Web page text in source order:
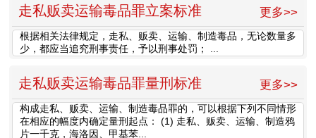
更多>>
走私贩卖运输毒品罪立案标准
根据相关法律规定，走私、贩卖、运输、制造毒品，无论数量多
少，都应当追究刑事责任，予以刑事处罚； ...
更多>>
走私贩卖运输毒品罪量刑标准
构成走私、贩卖、运输、制造毒品罪的，可以根据下列不同情形
在相应的幅度内确定量刑起点： (1) 走私、贩卖、运输、制造鸦
片一千克，海洛因、甲基苯...